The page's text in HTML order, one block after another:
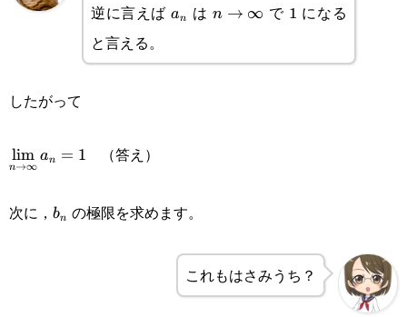
逆に言えばan は n → ∞ で 1 になる
と言える。
したがって
\displaystyle\lim_{n\rightarrow\infty}a_n=1
n→∞
lim an = 1 （答え）
次に， b_n
bn の極限を求めます。
これもはさみうち？